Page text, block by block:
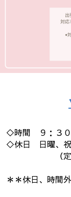
◇時間 ９：３０
◇休日 日曜、
（定休日以
＊＊休日、時間